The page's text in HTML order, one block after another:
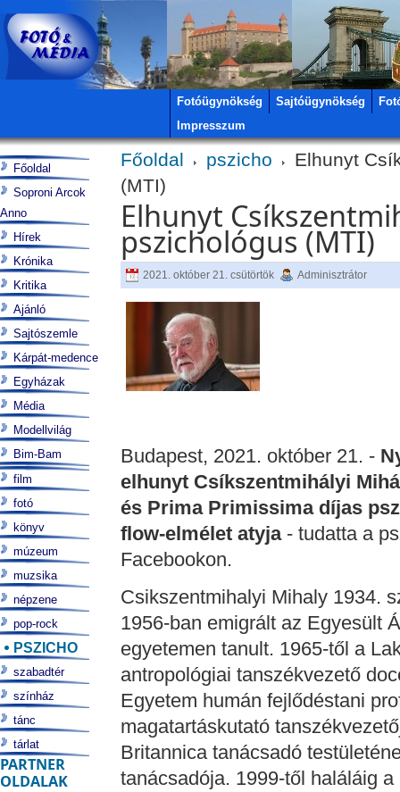
Fotóügynökség Sajtóügynökség
Impresszum
Főoldal pszicho
Elhunyt
(MTI)
Elhunyt
pszichológus (MTI)
2021. október 21. csütörtök Adminisztrátor
Budapest, 2021. október 21. -
elhunyt Csíkszentmihályi
és Prima Primissima díjas
flow-elmélet atyja- tudatta a
Facebookon.
Csikszentmihalyi Mihaly 1934.
1956-ban emigrált az Egyesült
egyetemen tanult. 1965-től a
antropológiai tanszékvezető
Egyetem humán fejlődéstani
magatartáskutató
Britannica tanácsadó
tanácsadója. 1999-től haláláig
Főoldal
Soproni Arcok
Anno
Hírek
Krónika
Kritika
Ajánló
Sajtószemle
Kárpát-medence
Egyházak
Média
Modellvilág
Bim-Bam
film
fotó
könyv
múzeum
muzsika
népzene
pop-rock
PSZICHO
szabadtér
színház
tánc
tárlat
PARTNER
OLDALAK